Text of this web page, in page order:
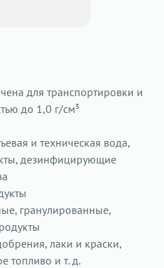
для транспортировки и
до 1,0 г/см³
и техническая вода,
дезинфицирующие
гранулированные,
лаки и краски,
топливо и т. д.